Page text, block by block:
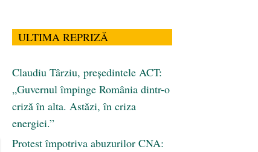
ULTIMA REPRIZĂ
Claudiu Târziu, președintele ACT:
„Guvernul împinge România dintr-o
criză în alta. Astăzi, în criza
energiei.”
Protest împotriva abuzurilor CNA: